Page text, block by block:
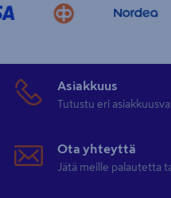
Asiakkuus
Tutustu eri
Ota yhteyttä
Jätä meille palautetta